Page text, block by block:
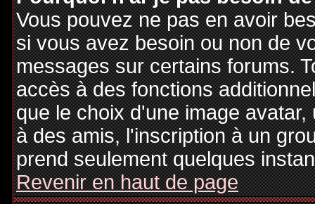
Vous pouvez ne pas en avoir
si vous avez besoin ou non de
messages sur certains forums.
accès à des fonctions
que le choix d'une image
à des amis, l'inscription à un
prend seulement quelques
Revenir en haut de page